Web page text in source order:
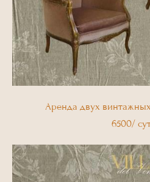
Аренда двух
6500/